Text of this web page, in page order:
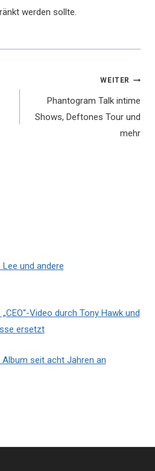
werden sollte.
WEITER
Phantogram Talk intime
Shows, Deftones Tour und
mehr
und andere
Video durch Tony Hawk und
ersetzt
seit acht Jahren an